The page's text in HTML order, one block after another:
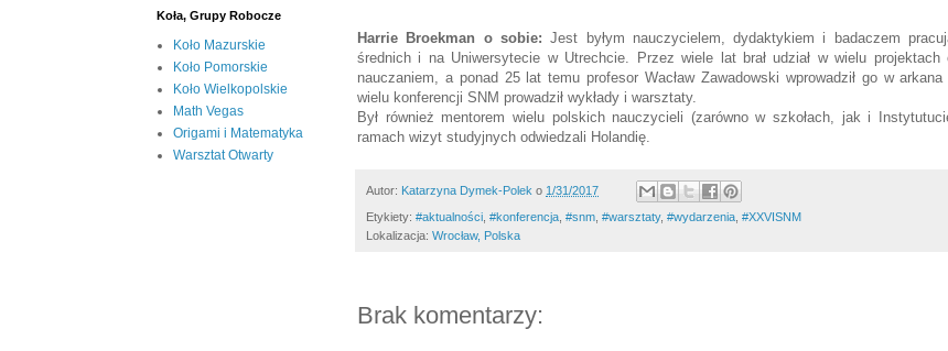
Harrie Broekman o sobie:Jest byłym nauczycielem, dydaktykiem i badaczem
średnich i na Uniwersytecie w Utrechcie. Przez wiele lat brał udział w wielu projektach
nauczaniem, a ponad 25 lat temu profesor Wacław Zawadowski wprowadził go w
wielu konferencji SNM prowadził wykłady i warsztaty.
Był również mentorem wielu polskich nauczycieli (zarówno w szkołach, jak i
ramach wizyt studyjnych odwiedzali Holandię.
Autor: Katarzyna Dymek-Polek o 1/31/2017
Etykiety: #aktualności, ‪#‎konferencja‬‪, #snm, #warsztaty, #wydarzenia, #XXVISNM
Lokalizacja: Wrocław, Polska
Brak komentarzy:
Koła, Grupy Robocze
Koło Mazurskie
Koło Pomorskie
Koło Wielkopolskie
Math Vegas
Origami i Matematyka
Warsztat Otwarty